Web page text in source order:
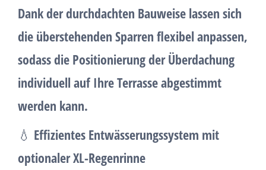
Dank der durchdachten Bauweise lassen sich
die überstehenden Sparren flexibel anpassen,
sodass die Positionierung der Überdachung
individuell auf Ihre Terrasse abgestimmt
werden kann.
💧 Effizientes Entwässerungssystem mit
optionaler XL-Regenrinne